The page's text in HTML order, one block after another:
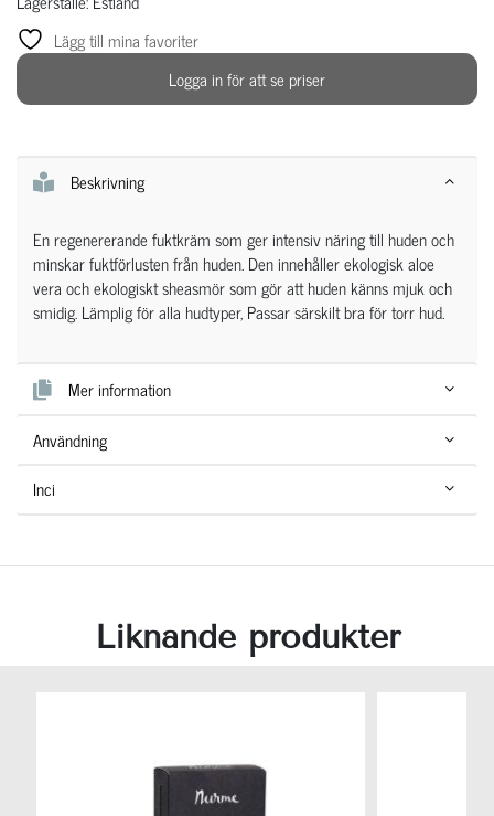
Lägg till mina favoriter
Logga in för att se priser
Beskrivning
En regenererande fuktkräm som ger intensiv näring till huden och
minskar fuktförlusten från huden. Den innehåller ekologisk aloe
vera och ekologiskt sheasmör som gör att huden känns mjuk och
smidig. Lämplig för alla hudtyper, Passar särskilt bra för torr hud.
Mer information
Användning
Inci
Liknande produkter